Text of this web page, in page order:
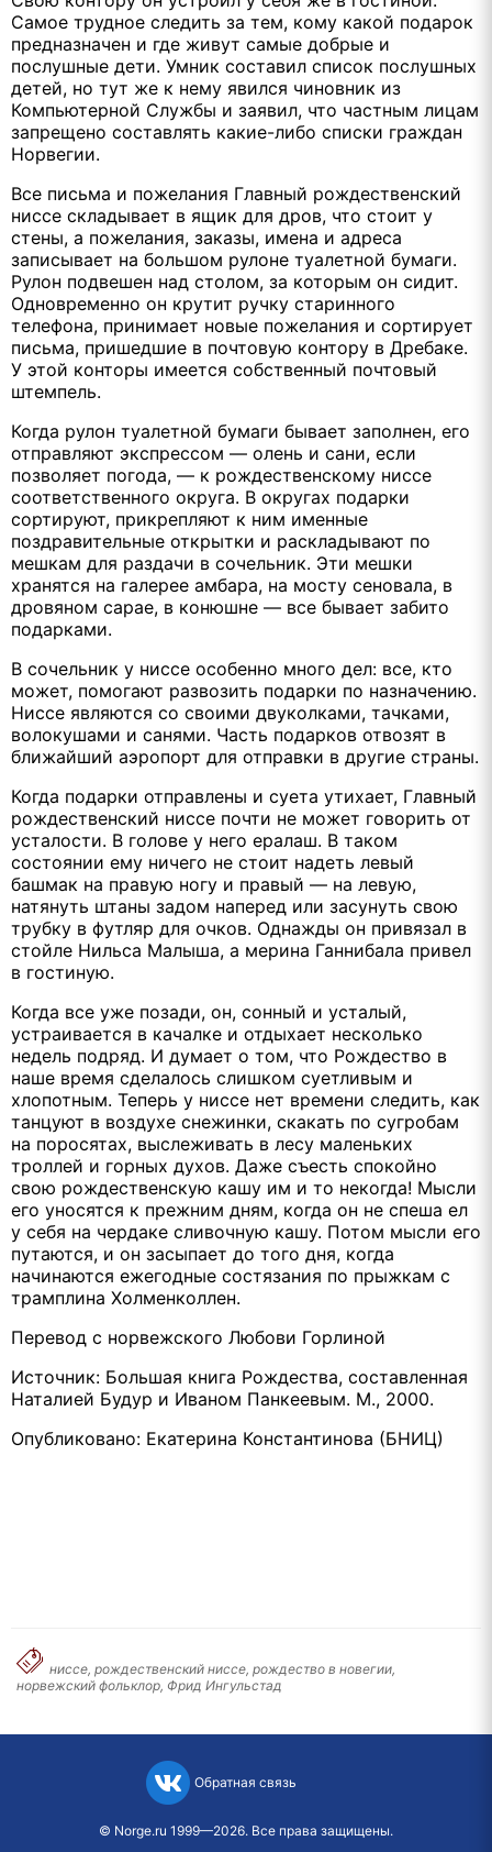
Самое трудное следить за тем, кому какой подарок
предназначен и где живут самые добрые и
послушные дети. Умник составил список послушных
детей, но тут же к нему явился чиновник из
Компьютерной Службы и заявил, что частным лицам
запрещено составлять какие-либо списки граждан
Норвегии.
Все письма и пожелания Главный рождественский
ниссе складывает в ящик для дров, что стоит у
стены, а пожелания, заказы, имена и адреса
записывает на большом рулоне туалетной бумаги.
Рулон подвешен над столом, за которым он сидит.
Одновременно он крутит ручку старинного
телефона, принимает новые пожелания и сортирует
письма, пришедшие в почтовую контору в Дребаке.
У этой конторы имеется собственный почтовый
штемпель.
Когда рулон туалетной бумаги бывает заполнен, его
отправляют экспрессом — олень и сани, если
позволяет погода, — к рождественскому ниссе
соответственного округа. В округах подарки
сортируют, прикрепляют к ним именные
поздравительные открытки и раскладывают по
мешкам для раздачи в сочельник. Эти мешки
хранятся на галерее амбара, на мосту сеновала, в
дровяном сарае, в конюшне — все бывает забито
подарками.
В сочельник у ниссе особенно много дел: все, кто
может, помогают развозить подарки по назначению.
Ниссе являются со своими двуколками, тачками,
волокушами и санями. Часть подарков отвозят в
ближайший аэропорт для отправки в другие страны.
Когда подарки отправлены и суета утихает, Главный
рождественский ниссе почти не может говорить от
усталости. В голове у него ералаш. В таком
состоянии ему ничего не стоит надеть левый
башмак на правую ногу и правый — на левую,
натянуть штаны задом наперед или засунуть свою
трубку в футляр для очков. Однажды он привязал в
стойле Нильса Малыша, а мерина Ганнибала привел
в гостиную.
Когда все уже позади, он, сонный и усталый,
устраивается в качалке и отдыхает несколько
недель подряд. И думает о том, что Рождество в
наше время сделалось слишком суетливым и
хлопотным. Теперь у ниссе нет времени следить, как
танцуют в воздухе снежинки, скакать по сугробам
на поросятах, выслеживать в лесу маленьких
троллей и горных духов. Даже съесть спокойно
свою рождественскую кашу им и то некогда! Мысли
его уносятся к прежним дням, когда он не спеша ел
у себя на чердаке сливочную кашу. Потом мысли его
путаются, и он засыпает до того дня, когда
начинаются ежегодные состязания по прыжкам с
трамплина Холменколлен.
Перевод с норвежского Любови Горлиной
Источник: Большая книга Рождества, составленная
Наталией Будур и Иваном Панкеевым. М., 2000.
Опубликовано: Екатерина Константинова (БНИЦ)
ниссе, рождественский ниссе, рождество в новегии,
норвежский фольклор, Фрид Ингульстад
Обратная связь
© Norge.ru 1999—2026. Все права защищены.